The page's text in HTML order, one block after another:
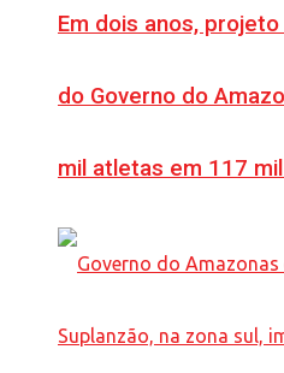
Em dois anos, projeto
do Governo do
mil atletas em 117